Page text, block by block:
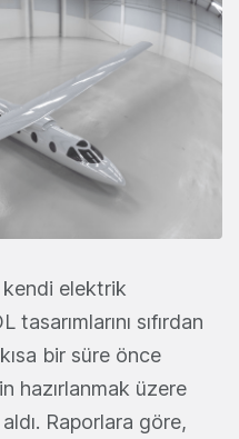
kendi elektrik
sıfırdan
bir süre önce
hazırlanmak üzere
Raporlara göre,